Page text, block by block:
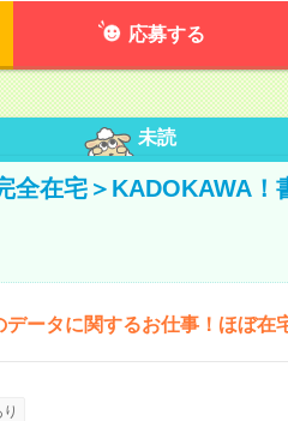
応募する
未読
全在宅＞KADOKAWA！
ータに関するお仕事！ほぼ在